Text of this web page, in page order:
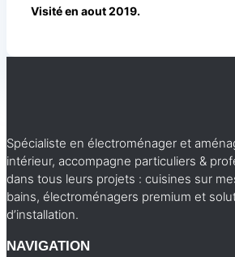
Visité en aout 2019.
Spécialiste en électroménager et
intérieur, accompagne particuliers &
dans tous leurs projets : cuisines sur
bains, électroménagers premium et
d’installation.
NAVIGATION